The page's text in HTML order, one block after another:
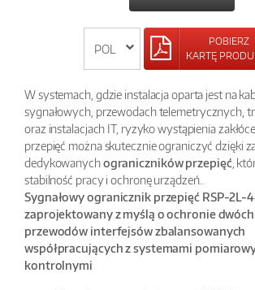
POBIERZ
KARTĘ
W systemach, gdzie instalacja oparta jest na
sygnałowych, przewodach telemetrycznych,
oraz instalacjach IT, ryzyko wystąpienia
przepięć można skutecznie ograniczyć dzięki
dedykowanychograniczników przepięć,
stabilność pracy i ochronę urządzeń..
Sygnałowy ogranicznik przepięć RSP-2L-
zaprojektowany z myślą o ochronie
przewodów interfejsów zbalansowanych
współpracujących z systemami
kontrolnymi